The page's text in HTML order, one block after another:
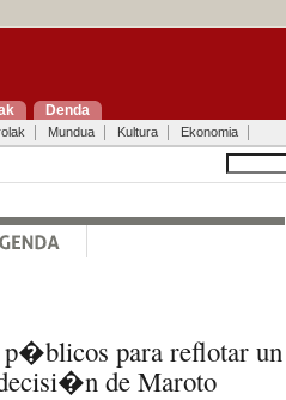
Denda
Mundua Kultura Ekonomia
p�blicos para reflotar un
de Maroto